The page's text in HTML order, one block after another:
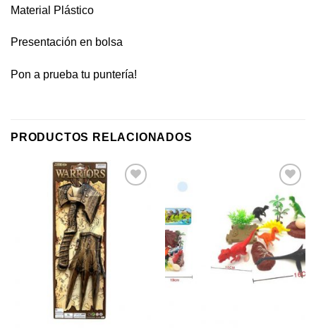
Material Plástico
Presentación en bolsa
Pon a prueba tu puntería!
PRODUCTOS RELACIONADOS
Añadir a
favoritos